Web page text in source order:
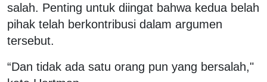
salah. Penting untuk diingat bahwa kedua belah
pihak telah berkontribusi dalam argumen
tersebut.
“Dan tidak ada satu orang pun yang bersalah,"